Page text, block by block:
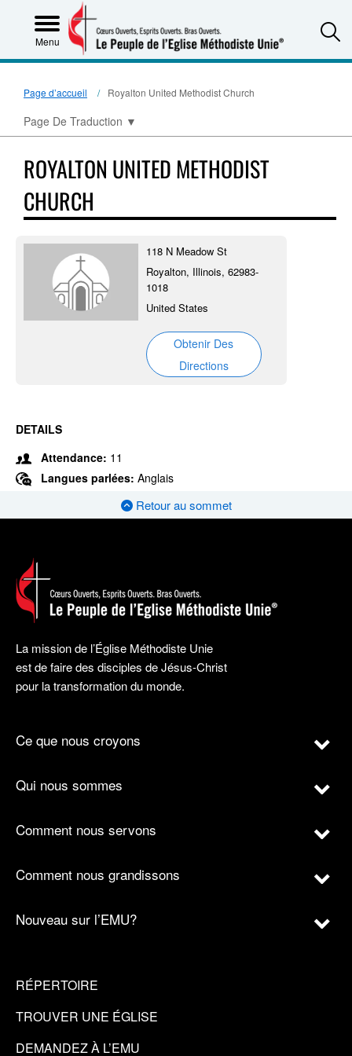
Menu
Page d’accueil Royalton United Methodist Church
Page De Traduction ▼
ROYALTON UNITED METHODIST
CHURCH
118 N Meadow St
Royalton, Illinois, 62983-
1018
United States
Obtenir Des
Directions
DETAILS
Attendance: 11
Langues parlées: Anglais
Retour au sommet
La mission de l’Église Méthodiste Unie
est de faire des disciples de Jésus-Christ
pour la transformation du monde.
Ce que nous croyons
Qui nous sommes
Comment nous servons
Comment nous grandissons
Nouveau sur l’EMU?
RÉPERTOIRE
TROUVER UNE ÉGLISE
DEMANDEZ À L’EMU